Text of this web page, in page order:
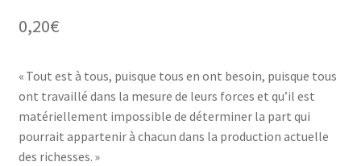
0,20€
« Tout est à tous, puisque tous en ont besoin, puisque tous
ont travaillé dans la mesure de leurs forces et qu’il est
matériellement impossible de déterminer la part qui
pourrait appartenir à chacun dans la production actuelle
des richesses. »